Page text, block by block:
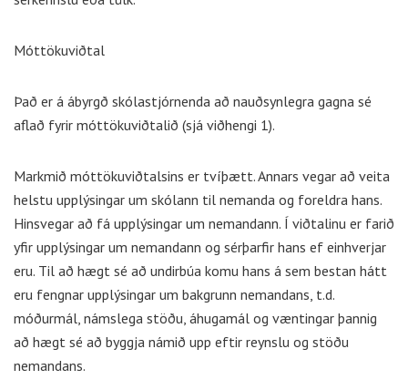
Móttökuviðtal
Það er á ábyrgð skólastjórnenda að nauðsynlegra gagna sé
aflað fyrir móttökuviðtalið (sjá viðhengi 1).
Markmið móttökuviðtalsins er tvíþætt. Annars vegar að veita
helstu upplýsingar um skólann til nemanda og foreldra hans.
Hinsvegar að fá upplýsingar um nemandann. Í viðtalinu er farið
yfir upplýsingar um nemandann og sérþarfir hans ef einhverjar
eru. Til að hægt sé að undirbúa komu hans á sem bestan hátt
eru fengnar upplýsingar um bakgrunn nemandans, t.d.
móðurmál, námslega stöðu, áhugamál og væntingar þannig
að hægt sé að byggja námið upp eftir reynslu og stöðu
nemandans.